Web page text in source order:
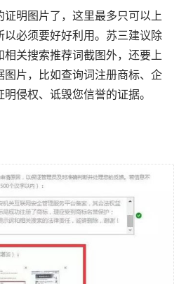
明图片了，这里最多只可以上
以必须要好好利用。苏三建议除
关搜索推荐词截图外，还要上
图片，比如查询词注册商标、企
侵权、诋毁您信誉的证据。